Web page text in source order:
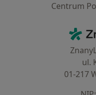
Centrum
ul.
01-217